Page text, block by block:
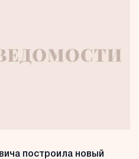
построила новый